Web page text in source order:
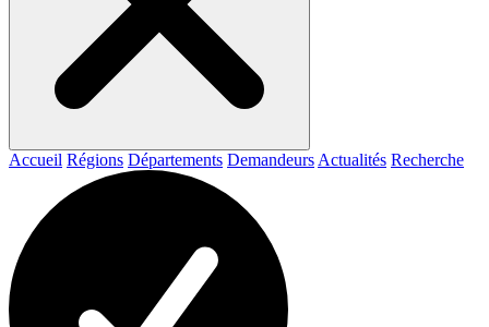
Accueil Régions Départements Demandeurs Actualités Recherche